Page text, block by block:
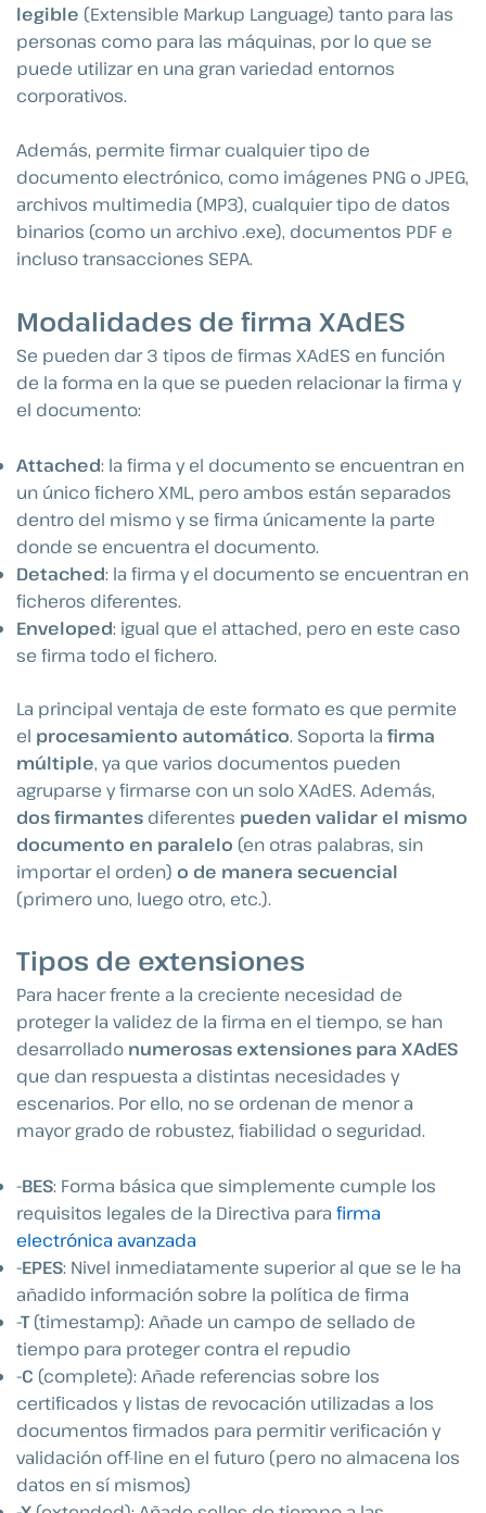
legible (Extensible Markup Language) tanto para las
personas como para las máquinas, por lo que se
puede utilizar en una gran variedad entornos
corporativos.
Además, permite firmar cualquier tipo de
documento electrónico, como imágenes PNG o JPEG,
archivos multimedia (MP3), cualquier tipo de datos
binarios (como un archivo .exe), documentos PDF e
incluso transacciones SEPA.
Modalidades de firma XAdES
Se pueden dar 3 tipos de firmas XAdES en función
de la forma en la que se pueden relacionar la firma y
el documento:
Attached: la firma y el documento se encuentran en
un único fichero XML, pero ambos están separados
dentro del mismo y se firma únicamente la parte
donde se encuentra el documento.
Detached: la firma y el documento se encuentran en
ficheros diferentes.
Enveloped: igual que el attached, pero en este caso
se firma todo el fichero.
La principal ventaja de este formato es que permite
el procesamiento automático. Soporta la firma
múltiple, ya que varios documentos pueden
agruparse y firmarse con un solo XAdES. Además,
dos firmantes diferentes pueden validar el mismo
documento en paralelo (en otras palabras, sin
importar el orden) o de manera secuencial
(primero uno, luego otro, etc.).
Tipos de extensiones
Para hacer frente a la creciente necesidad de
proteger la validez de la firma en el tiempo, se han
desarrollado numerosas extensiones para XAdES
que dan respuesta a distintas necesidades y
escenarios. Por ello, no se ordenan de menor a
mayor grado de robustez, fiabilidad o seguridad.
-BES: Forma básica que simplemente cumple los
requisitos legales de la Directiva para firma
electrónica avanzada
-EPES: Nivel inmediatamente superior al que se le ha
añadido información sobre la política de firma
-T(timestamp): Añade un campo de sellado de
tiempo para proteger contra el repudio
-C (complete): Añade referencias sobre los
certificados y listas de revocación utilizadas a los
documentos firmados para permitir verificación y
validación off-line en el futuro (pero no almacena los
datos en sí mismos)